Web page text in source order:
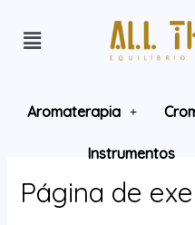
Aromaterapia
Instrumentos
Página de